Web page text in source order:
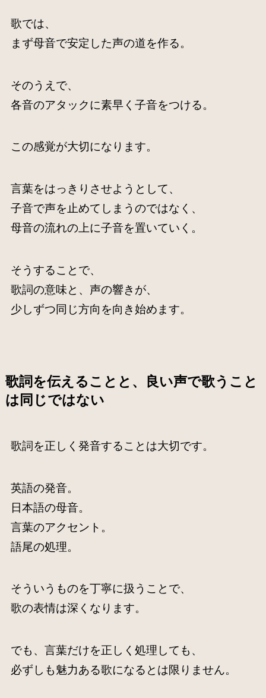
歌では、
まず母音で安定した声の道を作る。
そのうえで、
各音のアタックに素早く子音をつける。
この感覚が大切になります。
言葉をはっきりさせようとして、
子音で声を止めてしまうのではなく、
母音の流れの上に子音を置いていく。
そうすることで、
歌詞の意味と、声の響きが、
少しずつ同じ方向を向き始めます。
歌詞を伝えることと、良い声で歌うこと
は同じではない
歌詞を正しく発音することは大切です。
英語の発音。
日本語の母音。
言葉のアクセント。
語尾の処理。
そういうものを丁寧に扱うことで、
歌の表情は深くなります。
でも、言葉だけを正しく処理しても、
必ずしも魅力ある歌になるとは限りません。